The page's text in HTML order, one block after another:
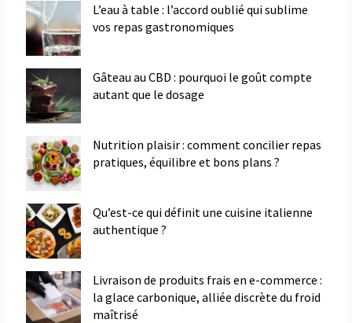
L’eau à table : l’accord oublié qui sublime
vos repas gastronomiques
Gâteau au CBD : pourquoi le goût compte
autant que le dosage
Nutrition plaisir : comment concilier repas
pratiques, équilibre et bons plans ?
Qu’est-ce qui définit une cuisine italienne
authentique ?
Livraison de produits frais en e-commerce :
la glace carbonique, alliée discrète du froid
maîtrisé